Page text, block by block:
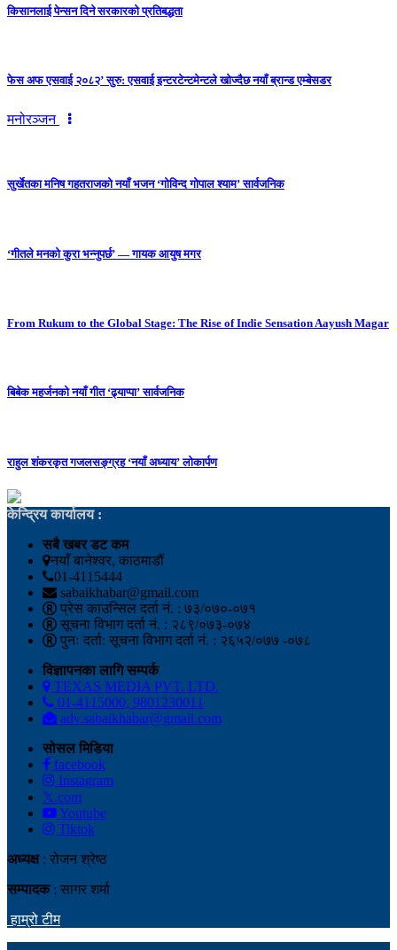
किसानलाई पेन्सन दिने सरकारको प्रतिबद्धता
फेस अफ एसवाई २०८२’ सुरु: एसवाई इन्टरटेन्टमेन्टले खोज्दैछ नयाँ ब्रान्ड एम्बेसडर
मनोरञ्जन
सुर्खेतका मनिष गहतराजको नयाँ भजन ‘गोविन्द गोपाल श्याम’ सार्वजनिक
‘गीतले मनको कुरा भन्नुपर्छ’ — गायक आयुष मगर
From Rukum to the Global Stage: The Rise of Indie Sensation Aayush Magar
बिबेक महर्जनको नयाँ गीत ‘ढ्याप्पा’ सार्वजनिक
राहुल शंकरकृत गजलसङ्ग्रह ‘नयाँ अध्याय’ लोकार्पण
केन्द्रिय कार्यालय :
सबै खबर डट कम
नयाँ बानेश्वर, काठमाडौं
01-4115444
sabaikhabar@gmail.com
प्रेस काउन्सिल दर्ता नं. : ७३/०७०-०७१
सूचना विभाग दर्ता नं. : २८९/०७३-०७४
पुनः दर्ता: सूचना विभाग दर्ता नं. : २६५२/०७७ -०७८
विज्ञापनका लागि सम्पर्क
TEXAS MEDIA PVT. LTD.
01-4115000, 9801230011
adv.sabaikhabar@gmail.com
सोसल मिडिया
facebook
Instagram
𝕏.com
Youtube
Tiktok
अध्यक्ष: रोजन श्रेष्ठ
सम्पादक: सागर शर्मा
हाम्रो टीम